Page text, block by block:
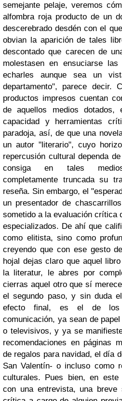
semejante pelaje, veremos
alfombra roja producto de un
descerebrado desdén con el
obvian la aparición de tales
descontado que carecen de
molestasen en ensuciarse
echarles aunque sea un
departamento", parece decir.
productos impresos cuentan
de aquellos medios dotados,
capacidad y herramientas
paradoja, así, de que una
un autor "literario", cuyo
repercusión cultural dependa
consiga en tales
completamente truncada su
reseña. Sin embargo, el
un presentador de
sometido a la evaluación crítica
especializados. De ahí que
como elitista, sino como
creyendo que con ese gesto
hojal dejas claro que aquel
la literatur, le abres por
cierras aquel otro que sí
el segundo paso, y sin duda
efecto final, es el de los
comunicación, ya sean de
o televisivos, y ya se
recomendaciones en páginas
de regalos para navidad, el día
San Valentín- o incluso como
culturales. Pues bien, en este
con una entrevista, una